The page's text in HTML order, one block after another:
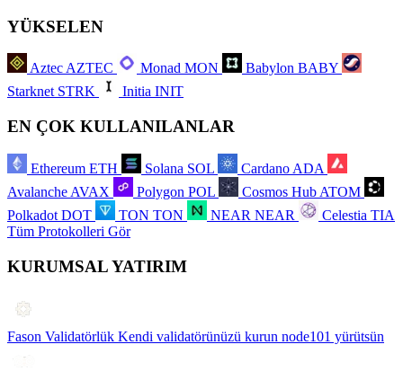
YÜKSELEN
AztecAZTEC Monad MON Babylon BABY
Starknet STRK Initia INIT
EN ÇOK KULLANILANLAR
Ethereum ETH Solana SOL Cardano ADA
Avalanche AVAX Polygon POL Cosmos Hub ATOM
Polkadot DOT TON TON NEAR NEAR Celestia TIA
Tüm Protokolleri Gör
KURUMSAL YATIRIM
Fason Validatörlük Kendi validatörünüzü kurun node101 yürütsün